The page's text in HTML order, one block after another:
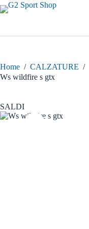
Salta
al
Home / CALZATURE /
Ws wildfire s gtx
SALDI